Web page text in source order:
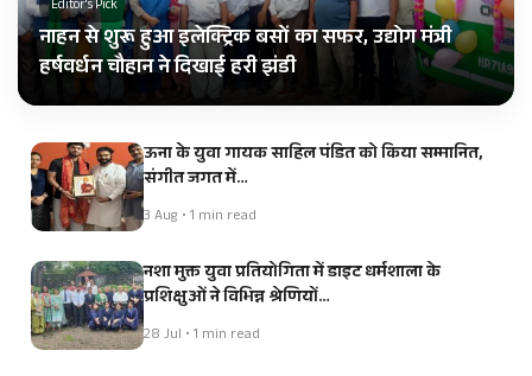
Editor's Pick
नाहन से शुरू हुआ इलेक्ट्रिक बसों का सफर, उद्योग मंत्री
हर्षवर्धन चौहान ने दिखाई हरी झंडी
ऊना के युवा गायक साहिल पंडित को किया सम्मानित,
संगीत जगत में…
3 Aug • 1 min read
नशा मुक्त युवा प्रतियोगिता में डाइट धर्मशाला के
प्रशिक्षुओं ने विभिन्न श्रेणियों…
28 Jul • 1 min read